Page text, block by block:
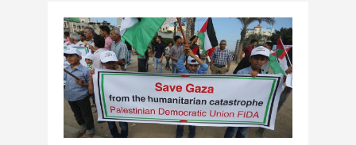
História e Geografia
Política Agressiva
Povo Palestino